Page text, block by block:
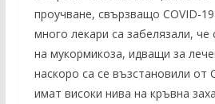
проучване, свързващо COVID-
много лекари са забелязали, че
на мукормикоза, идващи за
наскоро са се възстановили от
имат високи нива на кръвна